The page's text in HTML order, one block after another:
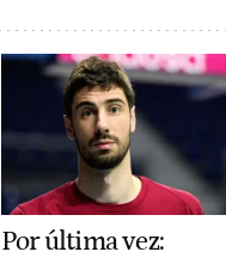
Por última vez: